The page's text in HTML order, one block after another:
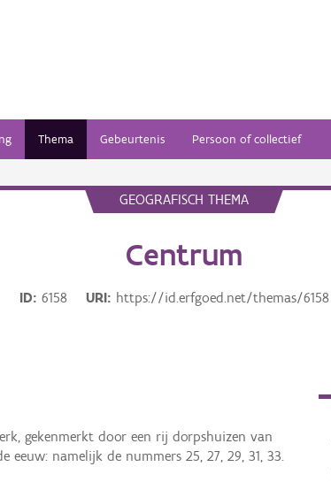
Thema Gebeurtenis Persoon of collectief
GEOGRAFISCH THEMA
Centrum
ID 6158 URI https://id.erfgoed.net/themas/6158
gekenmerkt door een rij dorpshuizen van
eeuw: namelijk de nummers 25, 27, 29, 31, 33.